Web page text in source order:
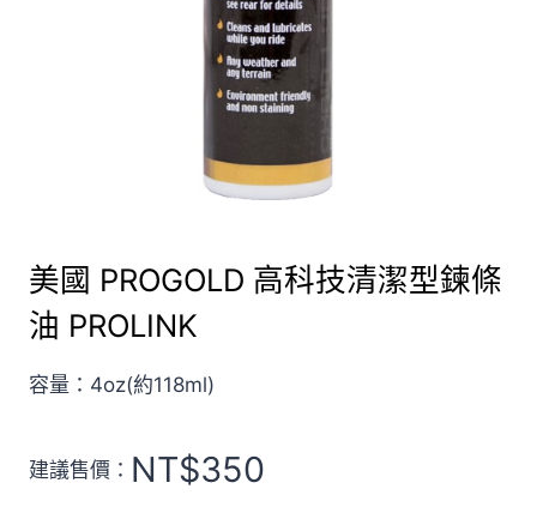
美國 PROGOLD 高科技清潔型鍊條
油 PROLINK
容量：4oz(約118ml)
建議售價： NT$350